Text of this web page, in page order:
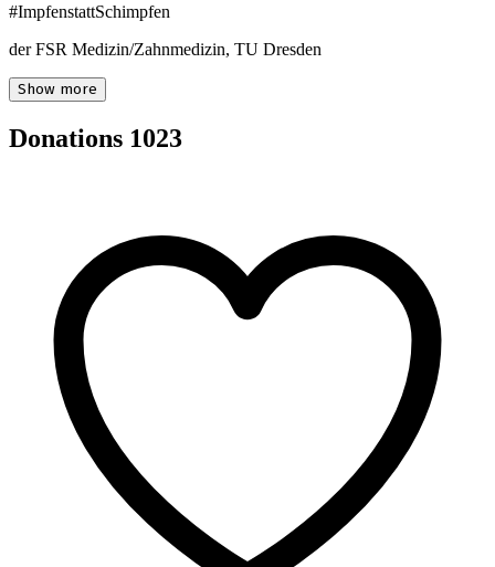
#ImpfenstattSchimpfen
der FSR Medizin/Zahnmedizin, TU Dresden
Show more
Donations 1023